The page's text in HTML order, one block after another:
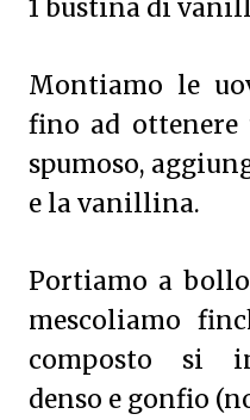
1 bustina di
Montiamo le
fino ad ottenere
spumoso,
e la vanillina.
Portiamo a
mescoliamo
composto si
denso e gonfio